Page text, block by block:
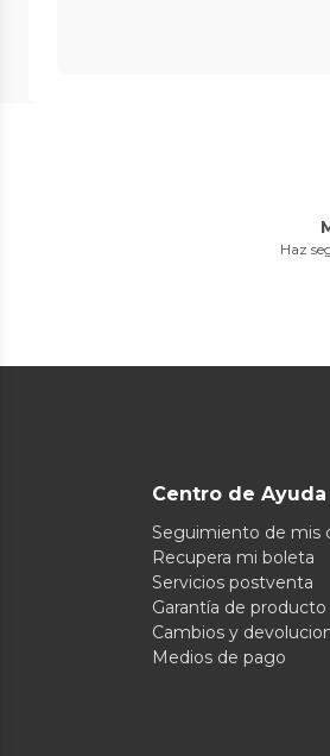
Haz
Centro de Ayuda
Seguimiento de mis
Recupera mi boleta
Servicios postventa
Garantía de producto
Cambios y
Medios de pago